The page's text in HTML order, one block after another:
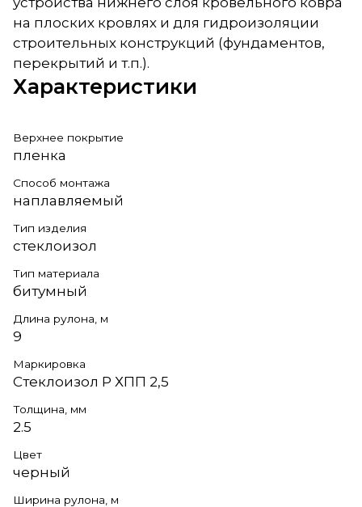
на плоских кровлях и для гидроизоляции
строительных конструкций (фундаментов,
перекрытий и т.п.).
Характеристики
Верхнее покрытие
пленка
Способ монтажа
наплавляемый
Тип изделия
стеклоизол
Тип материала
битумный
Длина рулона, м
9
Маркировка
Стеклоизол Р ХПП 2,5
Толщина, мм
2.5
Цвет
черный
Ширина рулона, м